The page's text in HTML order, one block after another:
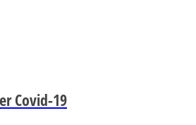
Covid-19